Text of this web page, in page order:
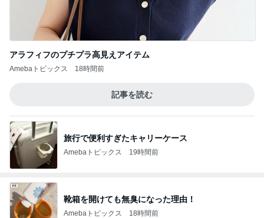
アラフィフのプチプラ高見えアイテム
Amebaトピックス 18時間前
記事を読む
旅行で便利すぎたキャリーケース
Amebaトピックス 19時間前
靴箱を開けても無臭になった理由！
Amebaトピックス 18時間前